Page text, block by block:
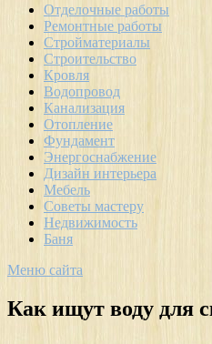
Отделочные работы
Ремонтные работы
Стройматериалы
Строительство
Кровля
Водопровод
Канализация
Отопление
Фундамент
Энергоснабжение
Дизайн интерьера
Мебель
Советы мастеру
Недвижимость
Баня
Меню сайта
Как ищут воду для